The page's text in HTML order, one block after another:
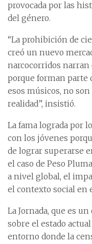
provocada por las
del género.
“La prohibición de
creó un nuevo
narcocorridos narran
porque forman parte
esos músicos, no
realidad”, insistió.
La fama lograda por
con los jóvenes
de lograr superarse
el caso de Peso
a nivel global, el
el contexto social en
La Jornada, que es
sobre el estado
entorno donde la